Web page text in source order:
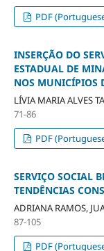
PDF
INSERÇÃO DO
ESTADUAL DE
NOS MUNICÍPIOS
LÍVIA MARIA ALVES
71-86
PDF
SERVIÇO SOCIAL
TENDÊNCIAS
ADRIANA RAMOS,
87-105
PDF